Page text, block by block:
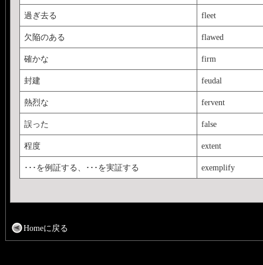
過ぎ去る fleet
欠陥のある flawed
確かな firm
封建 feudal
熱烈な fervent
誤った false
程度 extent
･･･を例証する、･･･を実証する exemplify
Homeに戻る